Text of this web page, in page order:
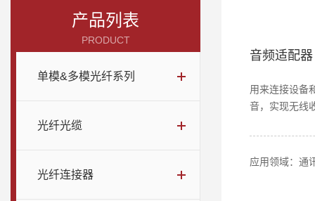
产品列表
PRODUCT
单模&多模光纤系列
光纤光缆
光纤连接器
音频适配器
用来连接设备
音，实现无线
应用领域：通